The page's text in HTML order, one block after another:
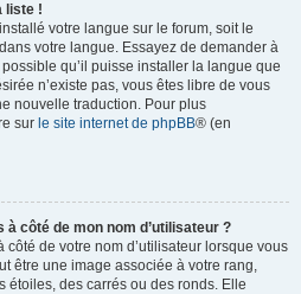
liste !
votre langue sur le forum, soit le
votre langue. Essayez de demander à
qu’il puisse installer la langue que
n’existe pas, vous êtes libre de vous
nouvelle traduction. Pour plus
sur le site internet de phpBB® (en
côté de mon nom d’utilisateur ?
de votre nom d’utilisateur lorsque vous
être une image associée à votre rang,
étoiles, des carrés ou des ronds. Elle